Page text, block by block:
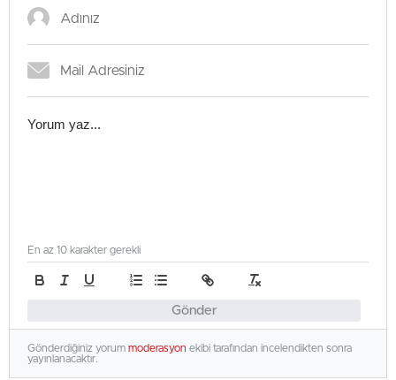
Gönder
En az 10 karakter gerekli
Gönderdiğiniz yorum moderasyon ekibi tarafından incelendikten sonra
yayınlanacaktır.